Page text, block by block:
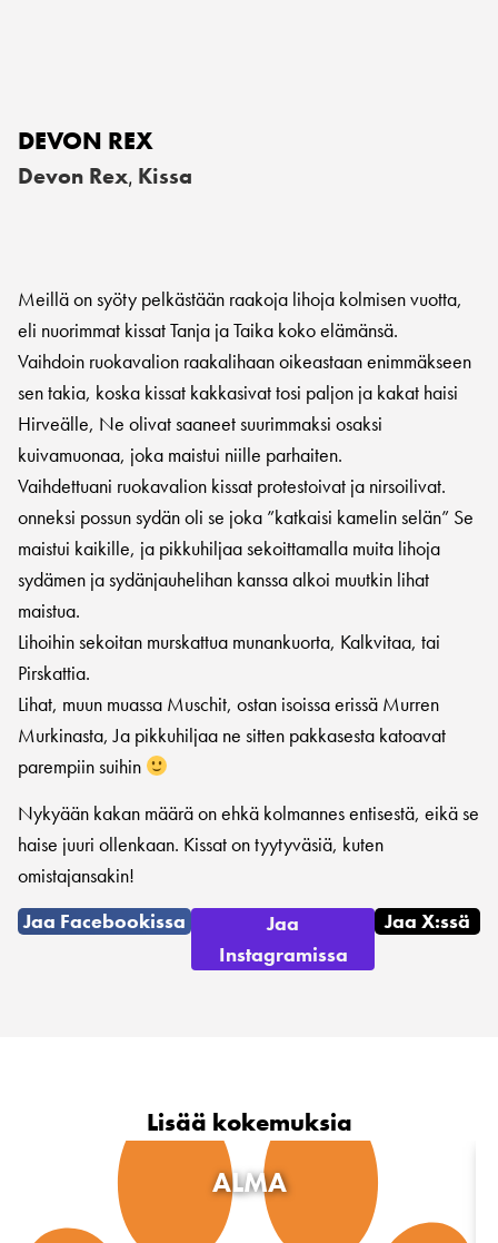
DEVON REX
Devon Rex, Kissa
Meillä on syöty pelkästään raakoja lihoja kolmisen vuotta,
eli nuorimmat kissat Tanja ja Taika koko elämänsä.
Vaihdoin ruokavalion raakalihaan oikeastaan enimmäkseen
sen takia, koska kissat kakkasivat tosi paljon ja kakat haisi
Hirveälle, Ne olivat saaneet suurimmaksi osaksi
kuivamuonaa, joka maistui niille parhaiten.
Vaihdettuani ruokavalion kissat protestoivat ja nirsoilivat.
onneksi possun sydän oli se joka ”katkaisi kamelin selän” Se
maistui kaikille, ja pikkuhiljaa sekoittamalla muita lihoja
sydämen ja sydänjauhelihan kanssa alkoi muutkin lihat
maistua.
Lihoihin sekoitan murskattua munankuorta, Kalkvitaa, tai
Pirskattia.
Lihat, muun muassa Muschit, ostan isoissa erissä Murren
Murkinasta, Ja pikkuhiljaa ne sitten pakkasesta katoavat
parempiin suihin
Nykyään kakan määrä on ehkä kolmannes entisestä, eikä se
haise juuri ollenkaan. Kissat on tyytyväsiä, kuten
omistajansakin!
Jaa Facebookissa
Jaa
Instagramissa
Jaa X:ssä
Lisää kokemuksia
ALMA